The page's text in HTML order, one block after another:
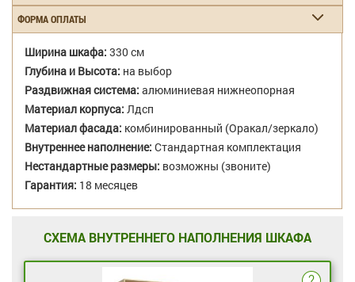
ФОРМА ОПЛАТЫ
Ширина шкафа: 330 см
Глубина и Высота: на выбор
Раздвижная система: алюминиевая нижнеопорная
Материал корпуса: Лдсп
Материал фасада: комбинированный (Оракал/зеркало)
Внутреннее наполнение: Стандартная комплектация
Нестандартные размеры: возможны (звоните)
Гарантия: 18 месяцев
СХЕМА ВНУТРЕННЕГО НАПОЛНЕНИЯ ШКАФА